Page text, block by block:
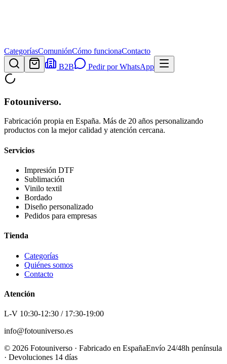
CategoríasComuniónCómo funcionaContacto
B2B
Pedir por WhatsApp
Fotouniverso.
Fabricación propia en España. Más de 20 años personalizando
productos con la mejor calidad y atención cercana.
Servicios
Impresión DTF
Sublimación
Vinilo textil
Bordado
Diseño personalizado
Pedidos para empresas
Tienda
Categorías
Quiénes somos
Contacto
Atención
L-V 10:30-12:30 / 17:30-19:00
info@fotouniverso.es
© 2026 Fotouniverso · Fabricado en EspañaEnvío 24/48h península
· Devoluciones 14 días